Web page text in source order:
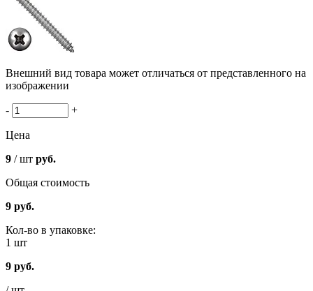
Внешний вид товара может отличаться от представленного на
изображении
- +
Цена
9 / шт руб.
Общая стоимость
9 руб.
Кол-во в упаковке:
1 шт
9 руб.